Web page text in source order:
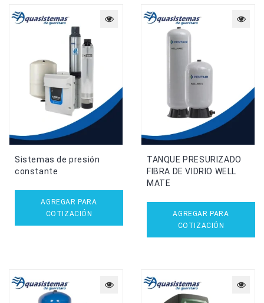
Sistemas de presión
constante
AGREGAR PARA
COTIZACIÓN
TANQUE PRESURIZADO
FIBRA DE VIDRIO WELL
MATE
AGREGAR PARA
COTIZACIÓN